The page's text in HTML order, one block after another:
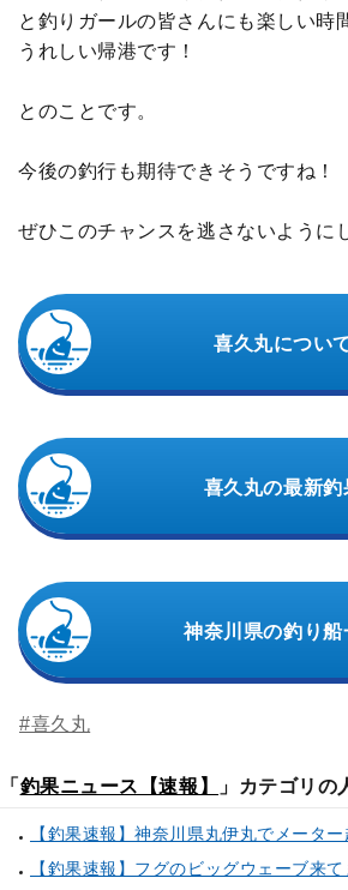
と釣りガールの皆さんにも楽しい時
うれしい帰港です！
とのことです。
今後の釣行も期待できそうですね！
ぜひこのチャンスを逃さないように
喜久丸につい
喜久丸の最新釣
神奈川県の釣り船
#喜久丸
「 釣果ニュース【速報】 」カテゴリの